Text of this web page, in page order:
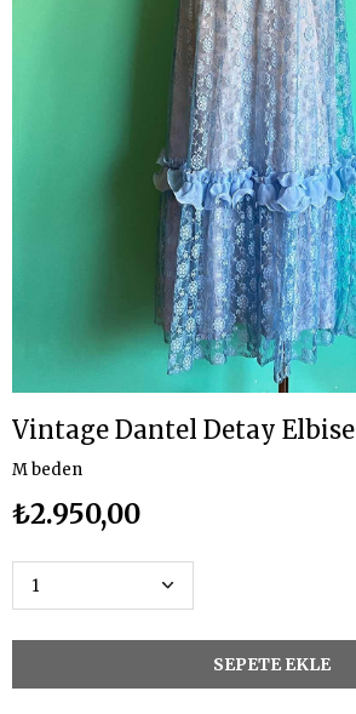
Vintage Dantel Detay Elbise
M beden
₺2.950,00